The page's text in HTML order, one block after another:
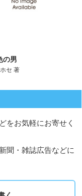
の男
セ 著
をお気軽にお寄せく
聞・雑誌広告などに